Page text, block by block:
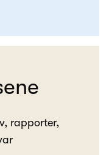
rapporter,